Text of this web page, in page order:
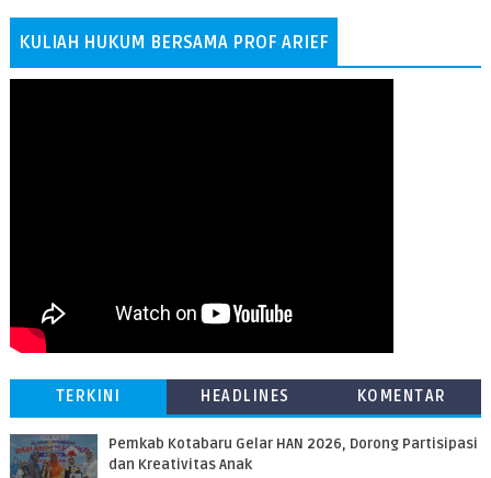
KULIAH HUKUM BERSAMA PROF ARIEF
TERKINI HEADLINES KOMENTAR
Pemkab Kotabaru Gelar HAN 2026, Dorong Partisipasi
dan Kreativitas Anak